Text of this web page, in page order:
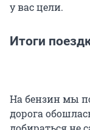
у вас цели.
Итоги
На бензин мы
дорога